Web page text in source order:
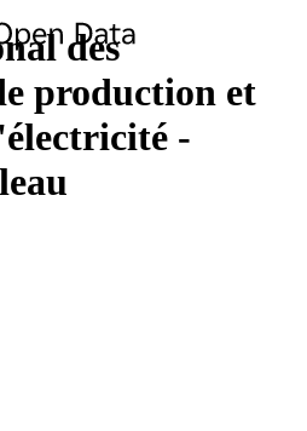
des
production et
-